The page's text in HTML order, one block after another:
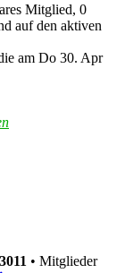
Mitglied, 0
auf den aktiven
am Do 30. Apr
3011 • Mitglieder